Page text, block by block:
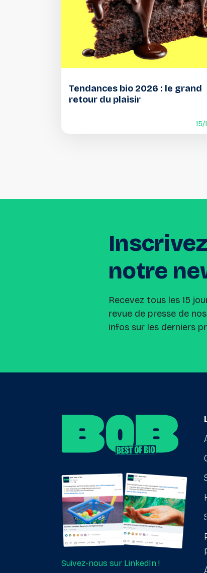
Tendances bio 2026 : le grand
retour du plaisir
notre
Recevez tous les 15
revue de presse de
infos sur les derniers
Suivez-nous sur LinkedIn !